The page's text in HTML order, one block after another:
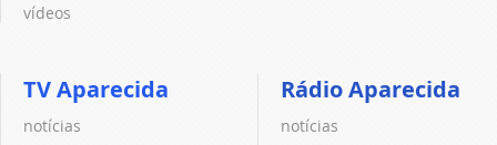
vídeos
TV Aparecida
notícias
Rádio Aparecida
notícias